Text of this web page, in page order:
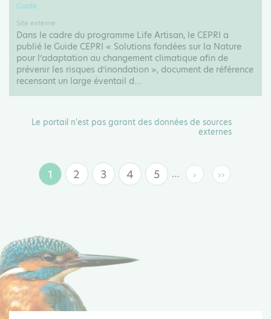
Guide
Site externe
Dans le cadre du programme Life Artisan, le CEPRI a
publié le Guide CEPRI « Solutions fondées sur la Nature
pour l’adaptation au changement climatique afin de
prévenir les risques d’inondation », document de référence
recensant un large éventail d...
Le portail n'est pas garant des données de sources
externes
Page
1 Page
2 Page
3 Page
4 Page
5 …
Page
›
Dernière
››